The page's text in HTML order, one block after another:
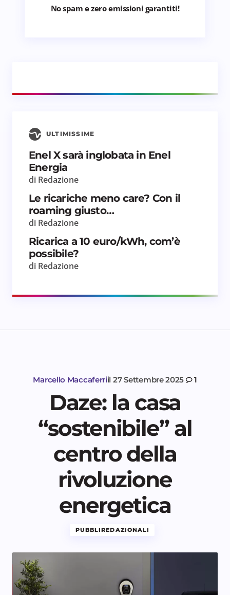
No spam e zero emissioni garantiti!
ULTIMISSIME
Enel X sarà inglobata in Enel
Energia
di Redazione
Le ricariche meno care? Con il
roaming giusto…
di Redazione
Ricarica a 10 euro/kWh, com’è
possibile?
di Redazione
Marcello Maccaferriil 27 Settembre 2025 1
Daze: la casa
“sostenibile” al
centro della
rivoluzione
energetica
PUBBLIREDAZIONALI